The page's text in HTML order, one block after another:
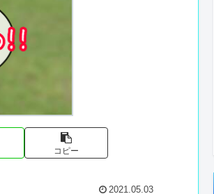
コピー
2021.05.03